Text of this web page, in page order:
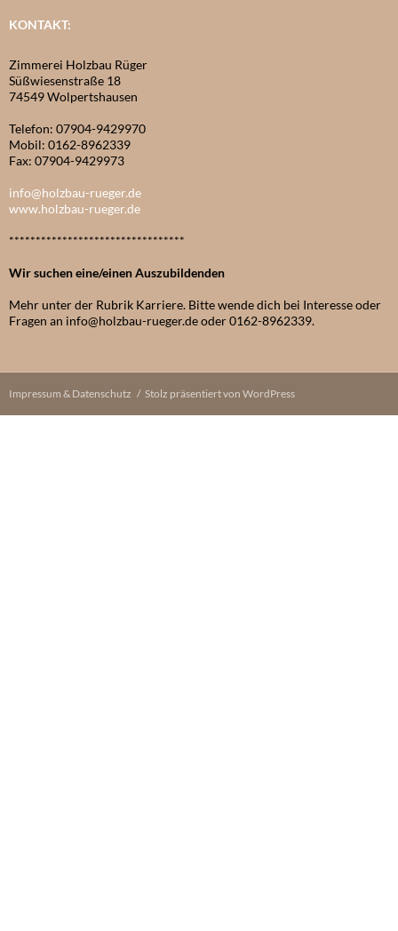
KONTAKT:
Zimmerei Holzbau Rüger
Süßwiesenstraße 18
74549 Wolpertshausen
Telefon: 07904-9429970
Mobil: 0162-8962339
Fax: 07904-9429973
info@holzbau-rueger.de
www.holzbau-rueger.de
*********************************
Wir suchen eine/einen Auszubildenden
Mehr unter der Rubrik Karriere. Bitte wende dich bei Interesse oder
Fragen an info@holzbau-rueger.de oder 0162-8962339.
Impressum & Datenschutz Stolz präsentiert von WordPress